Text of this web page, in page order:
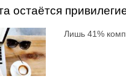
остаётся
Лишь 41%